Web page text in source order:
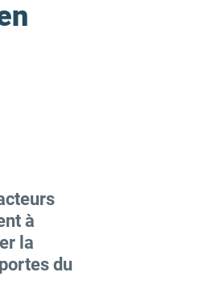
à
la
du